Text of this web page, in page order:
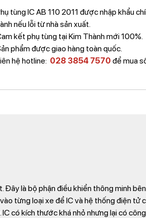
tùng IC AB 110 2011 được nhập khẩu
nếu lỗi từ nhà sản xuất.
kết phụ tùng tại Kim Thành mới 100%.
phẩm được giao hàng toàn quốc.
hệ hotline: 028 3854 7570 để mua
là bộ phận điều khiển thông minh
từng loại xe để IC và hệ thống điện tử
có kích thước khá nhỏ nhưng lại có